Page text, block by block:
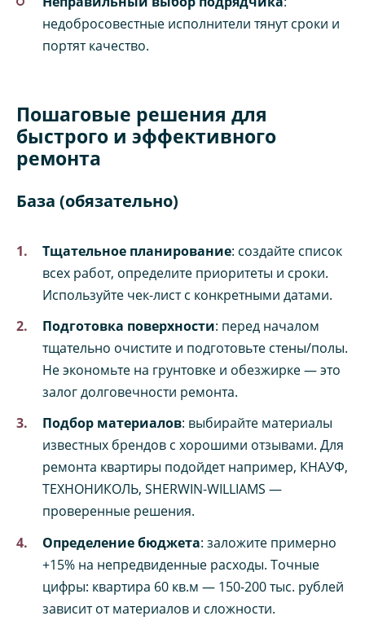
недобросовестные исполнители тянут сроки и
портят качество.
Пошаговые решения для
быстрого и эффективного
ремонта
База (обязательно)
Тщательное планирование: создайте список
всех работ, определите приоритеты и сроки.
Используйте чек-лист с конкретными датами.
Подготовка поверхности: перед началом
тщательно очистите и подготовьте стены/полы.
Не экономьте на грунтовке и обезжирке — это
залог долговечности ремонта.
Подбор материалов: выбирайте материалы
известных брендов с хорошими отзывами. Для
ремонта квартиры подойдет например, КНАУФ,
ТЕХНОНИКОЛЬ, SHERWIN-WILLIAMS —
проверенные решения.
Определение бюджета: заложите примерно
+15% на непредвиденные расходы. Точные
цифры: квартира 60 кв.м — 150-200 тыс. рублей
зависит от материалов и сложности.